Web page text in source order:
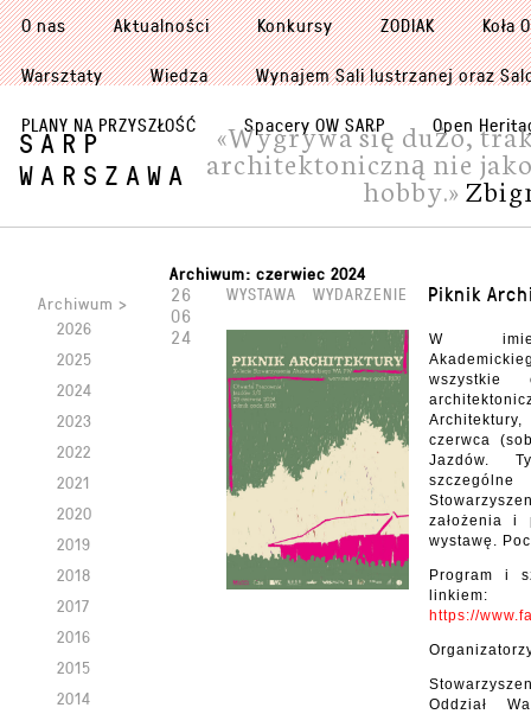
O nas Aktualności Konkursy ZODIAK Koła
Warsztaty Wiedza Wynajem Sali lustrzanej oraz
PLANY NA PRZYSZŁOŚĆ Spacery OW SARP Open
SARP
WARSZAWA
«Wygrywa się dużo,
architektoniczną nie
hobby.»
Archiwum: czerwiec 2024
Piknik
WYSTAWA WYDARZENIE
W
wszystkie
czerwca
Jazdów.
założenia i
wystawę.
Program i
linkiem:
https://
Oddział
26
06
24
Archiwum >
2026
2025
2024
2023
2022
2021
2020
2019
2018
2017
2016
2015
2014